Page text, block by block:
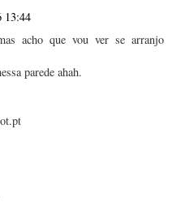
13:44
acho que vou ver se arranjo
parede ahah.